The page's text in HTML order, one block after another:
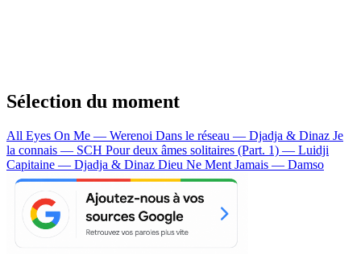
Sélection du moment
All Eyes On Me — Werenoi Dans le réseau — Djadja & Dinaz Je
la connais — SCH Pour deux âmes solitaires (Part. 1) — Luidji
Capitaine — Djadja & Dinaz Dieu Ne Ment Jamais — Damso